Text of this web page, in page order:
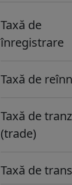
Taxă de
înregistrare
Taxă de
Taxă de
(trade)
Taxă de